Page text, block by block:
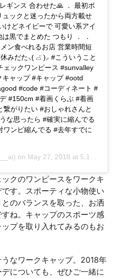
ギンス 合わせた🙏 ． 最初ボ
ックと迷ったから両方載せ
けどネイビーで 可愛い系アイ
黒でまとめた つもり ． ．
ン食べれるお店 営業時間短
みだた⸜( ⌓̈ )⸝ #こういうこと
ェックワンピース #sunvalley
ャップ #キャップ #ootd
#code #コーディネート #
#150cm #着画くらぶ #着画
がりたい #おしゃれさんと
な思ったら #確実に縮んでる
ンピ縮んでる #去年すでに
on May 27, 2018 at 5:19am PDT
クのワンピースをワークキ
す。スポーティな小物使い
のバランスを取った、お洒
ね。キャップのスポーツ感
プを取り入れてみるのもお
なワークキャップ。2018年
についても、ぜひご一緒に